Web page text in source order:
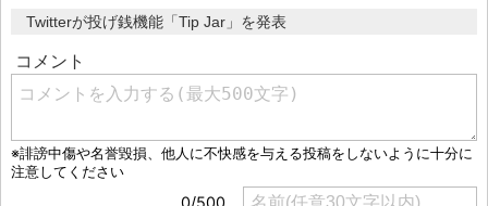
Twitterが投げ銭機能「Tip Jar」を発表